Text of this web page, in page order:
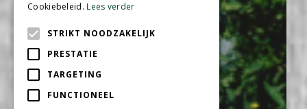
Cookiebeleid.Lees verder
STRIKT NOODZAKELIJK
PRESTATIE
TARGETING
FUNCTIONEEL